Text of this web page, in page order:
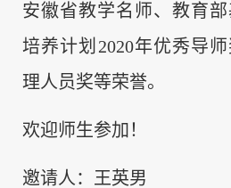
安徽省教学名师、教育
培养计划2020年优秀导
理人员奖等荣誉。
欢迎师生参加！
邀请人：王英男